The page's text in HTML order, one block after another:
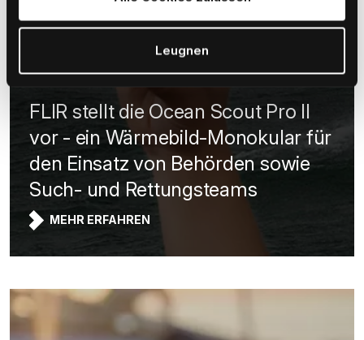
erfahren und Ihre Einwilligung jederzeit anzupassen/zu
widerrufen, lesen Sie bitte unsereCookie-Erklärung.
Leugnen
FLIR stellt die Ocean Scout Pro II
vor - ein Wärmebild-Monokular für
den Einsatz von Behörden sowie
Such- und Rettungsteams
MEHR ERFAHREN